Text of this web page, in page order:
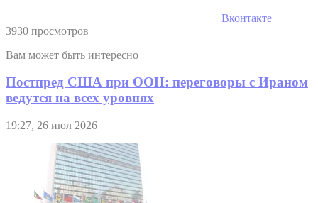
Вконтакте
3930 просмотров
Вам может быть интересно
Постпред США при ООН: переговоры с Ираном
ведутся на всех уровнях
19:27, 26 июл 2026